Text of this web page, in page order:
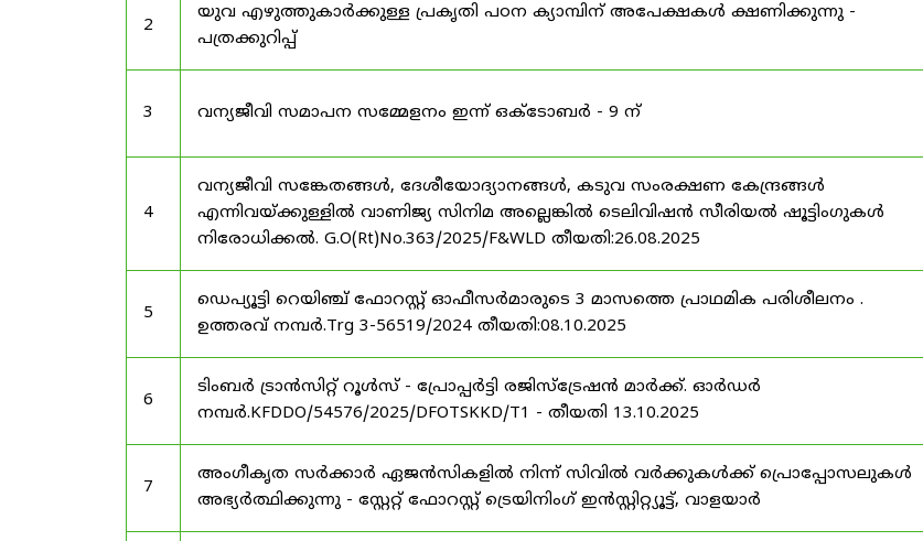
2
യുവ എഴുത്തുകാർക്കുള്ള പ്രകൃതി പഠന ക്യാമ്പിന് അപേക്ഷകൾ ക്ഷണിക്കുന്നു -
പത്രക്കുറിപ്പ്
3 വന്യജീവി സമാപന സമ്മേളനം ഇന്ന് ഒക്ടോബർ - 9 ന്
4
വന്യജീവി സങ്കേതങ്ങൾ, ദേശീയോദ്യാനങ്ങൾ, കടുവ സംരക്ഷണ കേന്ദ്രങ്ങൾ
എന്നിവയ്ക്കുള്ളിൽ വാണിജ്യ സിനിമ അല്ലെങ്കിൽ ടെലിവിഷൻ സീരിയൽ ഷൂട്ടിംഗുകൾ
നിരോധിക്കൽ. G.O(Rt)No.363/2025/F&WLD തീയതി:26.08.2025
5
ഡെപ്യൂട്ടി റെയിഞ്ച് ഫോറസ്റ്റ് ഓഫീസർമാരുടെ 3 മാസത്തെ പ്രാഥമിക പരിശീലനം .
ഉത്തരവ് നമ്പർ.Trg 3-56519/2024 തീയതി:08.10.2025
6
ടിംബർ ട്രാൻസിറ്റ് റൂൾസ് - പ്രോപ്പർട്ടി രജിസ്ട്രേഷൻ മാർക്ക്. ഓർഡർ
നമ്പർ.KFDDO/54576/2025/DFOTSKKD/T1 - തീയതി 13.10.2025
7
അംഗീകൃത സർക്കാർ ഏജൻസികളിൽ നിന്ന് സിവിൽ വർക്കുകൾക്ക് പ്രൊപ്പോസലുകൾ
അഭ്യർത്ഥിക്കുന്നു - സ്റ്റേറ്റ് ഫോറസ്റ്റ് ട്രെയിനിംഗ് ഇൻസ്റ്റിറ്റ്യൂട്ട്, വാളയാർ